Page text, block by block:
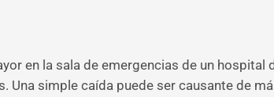
en la sala de emergencias de un
Una simple caída puede ser causante de